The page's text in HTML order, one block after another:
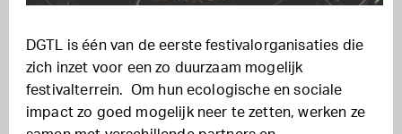
DGTL is één van de eerste festivalorganisaties die
zich inzet voor een zo duurzaam mogelijk
festivalterrein. Om hun ecologische en sociale
impact zo goed mogelijk neer te zetten, werken ze